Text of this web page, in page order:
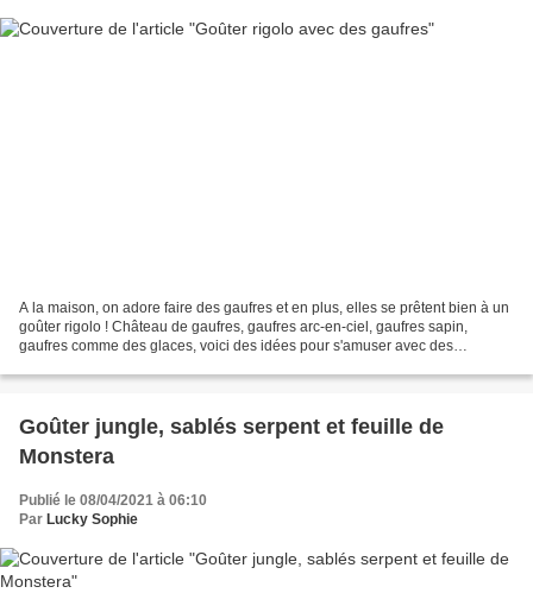
A la maison, on adore faire des gaufres et en plus, elles se prêtent bien à un
goûter rigolo ! Château de gaufres, gaufres arc-en-ciel, gaufres sapin,
gaufres comme des glaces, voici des idées pour s'amuser avec des
Goûter jungle, sablés serpent et feuille de
Monstera
Publié le 08/04/2021 à 06:10
Par Lucky Sophie